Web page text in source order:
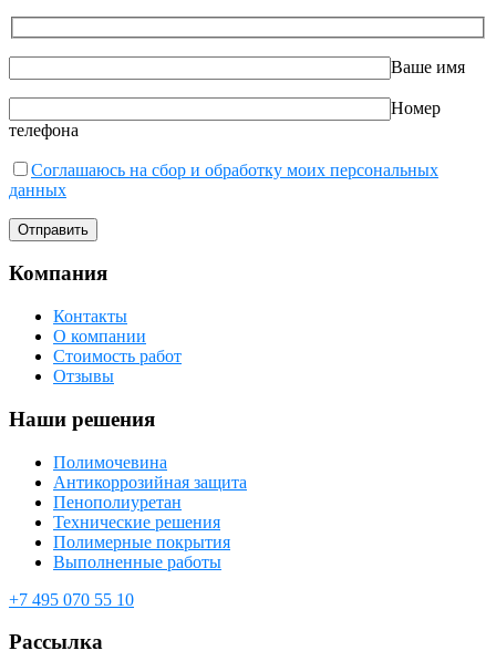
Ваше имя
Номер
телефона
Соглашаюсь на сбор и обработку моих персональных
данных
Компания
Контакты
О компании
Стоимость работ
Отзывы
Наши решения
Полимочевина
Антикоррозийная защита
Пенополиуретан
Технические решения
Полимерные покрытия
Выполненные работы
+7 495 070 55 10
Рассылка